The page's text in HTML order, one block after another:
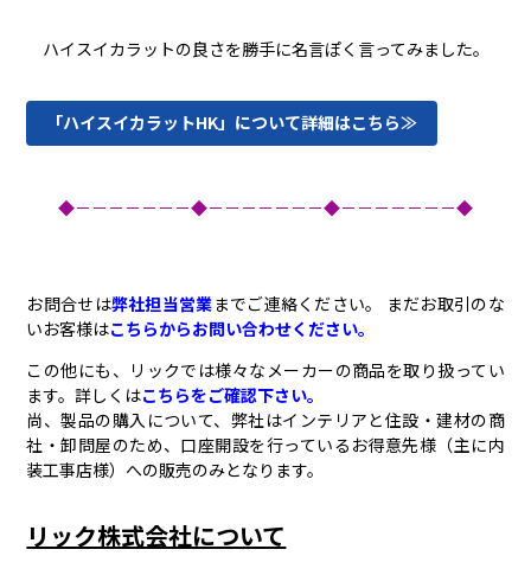
ハイスイカラットの良さを勝手に名言ぽく言ってみました。
「ハイスイカラットHK」について詳細はこちら≫
◆－－－－－－－◆－－－－－－－◆－－－－－－－◆
お問合せは弊社担当営業までご連絡ください。 まだお取引のな
いお客様はこちらからお問い合わせください。
この他にも、リックでは様々なメーカーの商品を取り扱ってい
ます。詳しくはこちらをご確認下さい。
尚、製品の購入について、弊社はインテリアと住設・建材の商
社・卸問屋のため、口座開設を行っているお得意先様（主に内
装工事店様）への販売のみとなります。
リック株式会社について